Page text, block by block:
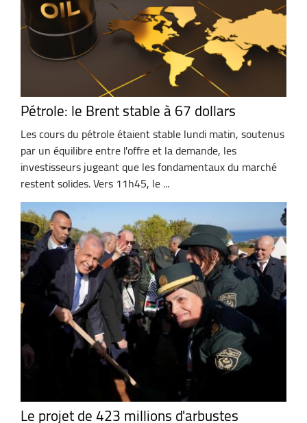
Pétrole: le Brent stable à 67 dollars
Les cours du pétrole étaient stable lundi matin, soutenus
par un équilibre entre l'offre et la demande, les
investisseurs jugeant que les fondamentaux du marché
restent solides. Vers 11h45, le ...
Le projet de 423 millions d'arbustes